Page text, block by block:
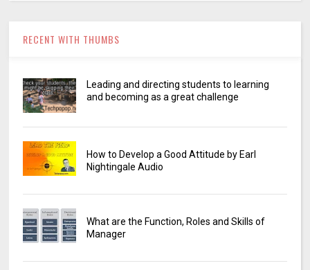
RECENT WITH THUMBS
Leading and directing students to learning
and becoming as a great challenge
How to Develop a Good Attitude by Earl
Nightingale Audio
What are the Function, Roles and Skills of
Manager